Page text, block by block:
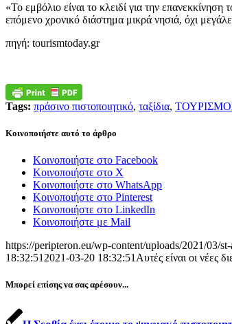
«Το εμβόλιο είναι το κλειδί για την
επόμενο χρονικό διάστημα μικρά νησιά, όχι
πηγή: tourismtoday.gr
Tags: πράσινο πιστοποιητικό, ταξίδια,
Κοινοποιήστε αυτό το άρθρο
Κοινοποιήστε στο Facebook
Κοινοποιήστε στο X
Κοινοποιήστε στο WhatsApp
Κοινοποιήστε στο Pinterest
Κοινοποιήστε στο LinkedIn
Κοινοποιήστε με Mail
https://peripteron.eu/wp-content/uploads/2021/03/
18:32:51 2021-03-20 18:32:51 Αυτές είναι οι νέες
Μπορεί επίσης να σας αρέσουν...